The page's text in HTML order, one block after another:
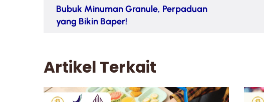
Bubuk Minuman Granule, Perpaduan
yang Bikin Baper!
Artikel Terkait